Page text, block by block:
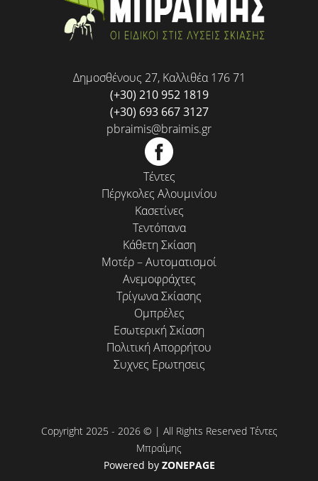
Δημοσθένους 27, Καλλιθέα 176 71
(+30) 210 952 1819
(+30) 693 667 3127
pbraimis@braimis.gr
Τέντες
Πέργκολες Αλουμινίου
Κασετίνες
Τεντόπανα
Κάθετη Σκίαση
Μοτέρ – Αυτοματισμοί
Ανεμοφράχτες
Τρίγωνα Σκίασης
Ομπρέλες
Εσωτερική Σκίαση
Πολιτική Απορρήτου
Συχνες Ερωτησεις
Copyright 2025 - 2026 © | All Rights Reserved Τέντες
Μπραΐμης
Powered by ZONEPAGE